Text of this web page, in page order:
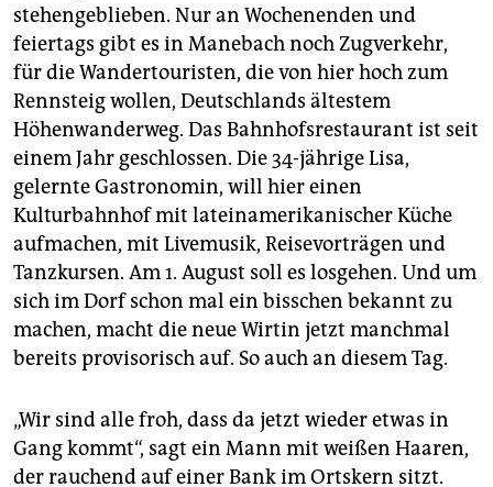
stehengeblieben. Nur an Wochenenden und
feiertags gibt es in Manebach noch Zugverkehr,
für die Wandertouristen, die von hier hoch zum
Rennsteig wollen, Deutschlands ältestem
Höhenwanderweg. Das Bahnhofsrestaurant ist seit
einem Jahr geschlossen. Die 34-jährige Lisa,
gelernte Gastronomin, will hier einen
Kulturbahnhof mit lateinamerikanischer Küche
aufmachen, mit Livemusik, Reisevorträgen und
Tanzkursen. Am 1. August soll es losgehen. Und um
sich im Dorf schon mal ein bisschen bekannt zu
machen, macht die neue Wirtin jetzt manchmal
bereits provisorisch auf. So auch an diesem Tag.
„Wir sind alle froh, dass da jetzt wieder etwas in
Gang kommt“, sagt ein Mann mit weißen Haaren,
der rauchend auf einer Bank im Ortskern sitzt.